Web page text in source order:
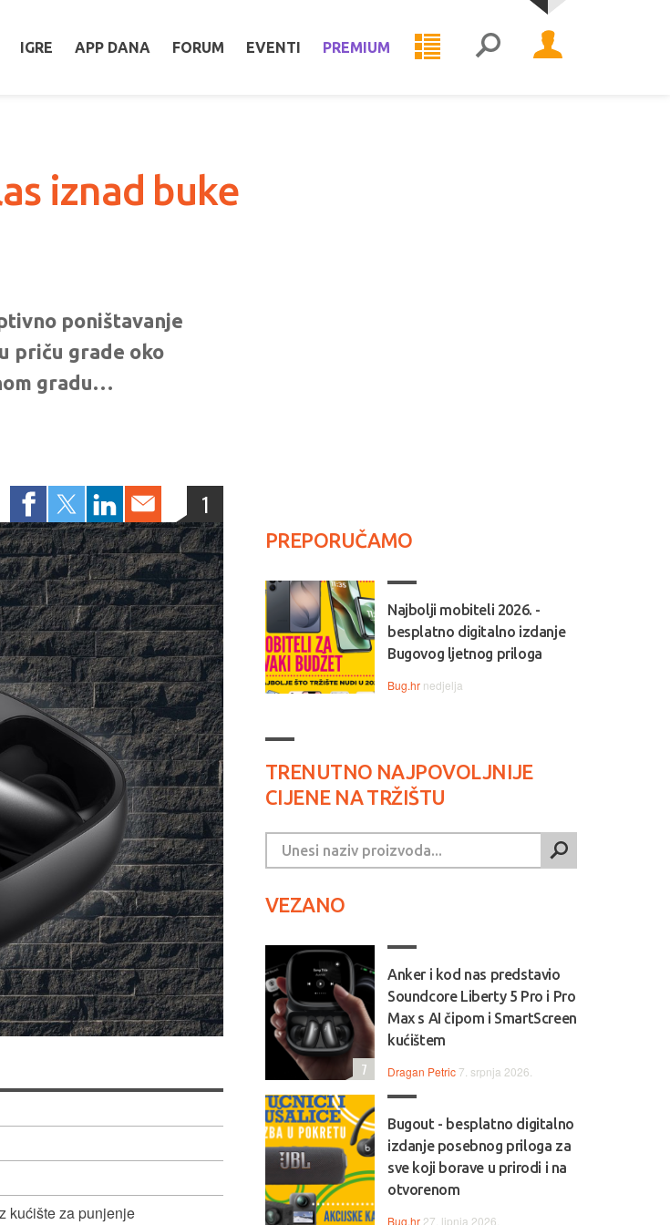
IGRE APP DANA FORUM EVENTI PREMIUM
iznad buke
poništavanje
priču grade oko
gradu…
1
kućište za punjenje
PREPORUČAMO
Najbolji mobiteli 2026. -
besplatno digitalno izdanje
Bugovog ljetnog priloga
Bug.hr nedjelja
TRENUTNO NAJPOVOLJNIJE
CIJENE NA TRŽIŠTU
VEZANO
Anker i kod nas predstavio
Soundcore Liberty 5 Pro i Pro
Max s AI čipom i SmartScreen
kućištem
Dragan Petric 7. srpnja 2026.
7
Bugout - besplatno digitalno
izdanje posebnog priloga za
sve koji borave u prirodi i na
otvorenom
Bug.hr 27. lipnja 2026.